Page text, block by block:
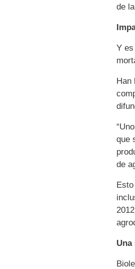
de
Y
Han
que
de